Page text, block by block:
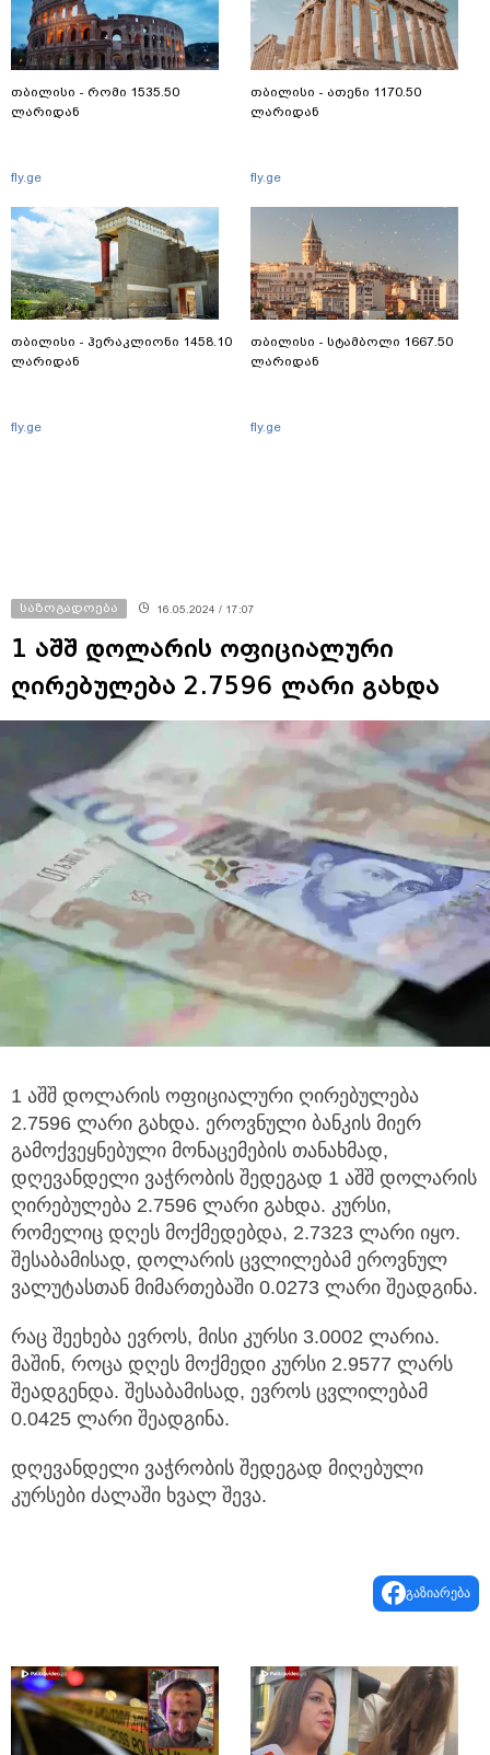
თბილისი - რომი 1535.50
ლარიდან
fly.ge
თბილისი - ჰერაკლიონი 1458.10
ლარიდან
fly.ge
თბილისი - ათენი 1170.50
ლარიდან
fly.ge
თბილისი - სტამბოლი 1667.50
ლარიდან
fly.ge
საზოგადოება 16.05.2024 / 17:07
1 აშშ დოლარის ოფიციალური
ღირებულება 2.7596 ლარი გახდა
1 აშშ დოლარის ოფიციალური ღირებულება
2.7596 ლარი გახდა. ეროვნული ბანკის მიერ
გამოქვეყნებული მონაცემების თანახმად,
დღევანდელი ვაჭრობის შედეგად 1 აშშ დოლარის
ღირებულება 2.7596 ლარი გახდა. კურსი,
რომელიც დღეს მოქმედებდა, 2.7323 ლარი იყო.
შესაბამისად, დოლარის ცვლილებამ ეროვნულ
ვალუტასთან მიმართებაში 0.0273 ლარი შეადგინა.
რაც შეეხება ევროს, მისი კურსი 3.0002 ლარია.
მაშინ, როცა დღეს მოქმედი კურსი 2.9577 ლარს
შეადგენდა. შესაბამისად, ევროს ცვლილებამ
0.0425 ლარი შეადგინა.
დღევანდელი ვაჭრობის შედეგად მიღებული
კურსები ძალაში ხვალ შევა.
გაზიარება